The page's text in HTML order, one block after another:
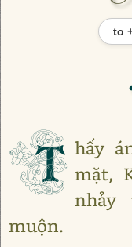
to
T hấy
mặt,
nhảy
muộn.